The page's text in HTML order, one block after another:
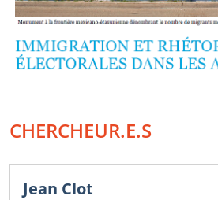
CHERCHEUR.E.S
Jean Clot